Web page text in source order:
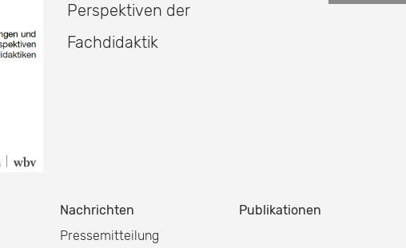
Perspektiven der
Fachdidaktik
Nachrichten
Pressemitteilung
Publikationen